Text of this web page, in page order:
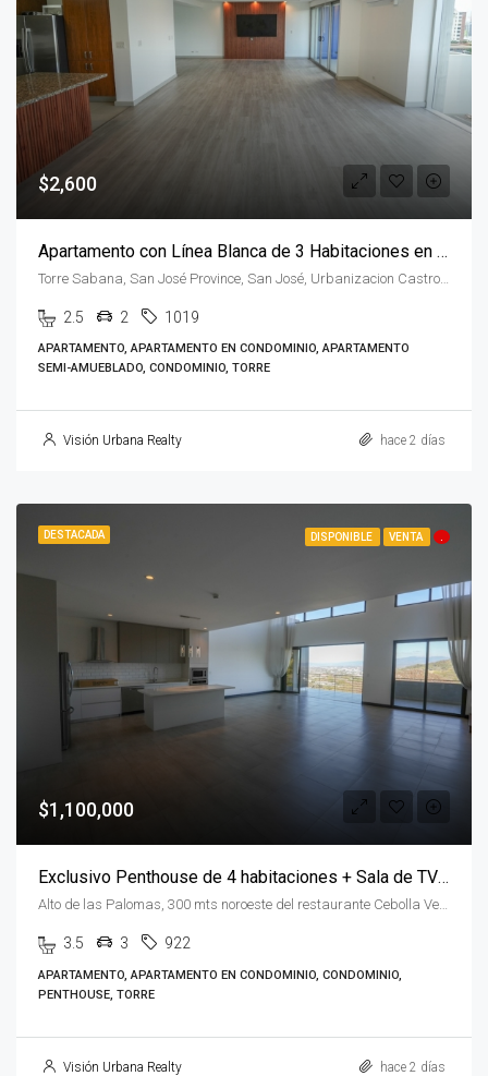
$2,600
Apartamento con Línea Blanca de 3 Habitaciones en Sabana
2.5 2 1019
APARTAMENTO, APARTAMENTO EN CONDOMINIO, APARTAMENTO
SEMI-AMUEBLADO, CONDOMINIO, TORRE
Visión Urbana Realty hace 2 días
DESTACADA DISPONIBLE VENTA
$1,100,000
Exclusivo Penthouse de 4 habitaciones + Sala de TV en Flats 21
Alto de las Palomas, 300 mts noroeste del restaurante Cebolla Verde San José Alto de las Palomas, San José, Santa Ana, Costa Rica
3.5 3 922
APARTAMENTO, APARTAMENTO EN CONDOMINIO, CONDOMINIO,
PENTHOUSE, TORRE
Visión Urbana Realty hace 2 días